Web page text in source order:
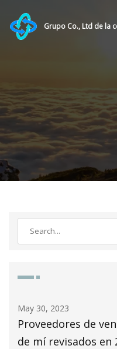
Grupo Co., Ltd de la
May 30, 2023
Proveedores de
de mí revisados ​​en